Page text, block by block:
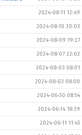
2024-08-11 12:49
2024-08-10 20:03
2024-08-09 19:27
2024-08-07 22:02
2024-08-03 08:01
2024-08-03 08:00
2024-06-30 08:54
2024-06-14 18:39
2024-06-11 11:45